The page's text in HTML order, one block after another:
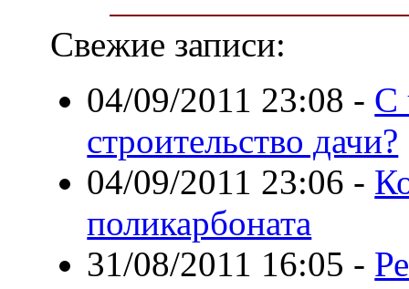
Свежие записи:
04/09/2011 23:08 - С
строительство дачи?
04/09/2011 23:06 -
поликарбоната
31/08/2011 16:05 -